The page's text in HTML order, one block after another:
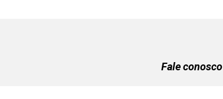
Fale conosco